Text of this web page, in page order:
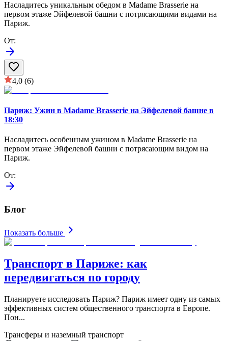
Насладитесь уникальным обедом в Madame Brasserie на
первом этаже Эйфелевой башни с потрясающими видами на
Париж.
От:
4,0 (6)
Париж: Ужин в Madame Brasserie на Эйфелевой башне в
18:30
Насладитесь особенным ужином в Madame Brasserie на
первом этаже Эйфелевой башни с потрясающим видом на
Париж.
От:
Блог
Показать больше
Транспорт в Париже: как
передвигаться по городу
Планируете исследовать Париж? Париж имеет одну из самых
эффективных систем общественного транспорта в Европе.
Пон...
Трансферы и наземный транспорт